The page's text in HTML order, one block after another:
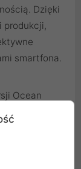
Dzięki
produkcji,
smartfona.
Ocean
Redmi 9.
którzy
Taśma jest